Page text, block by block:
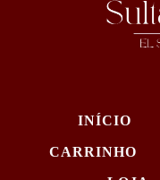
INÍCIO
CARRINHO